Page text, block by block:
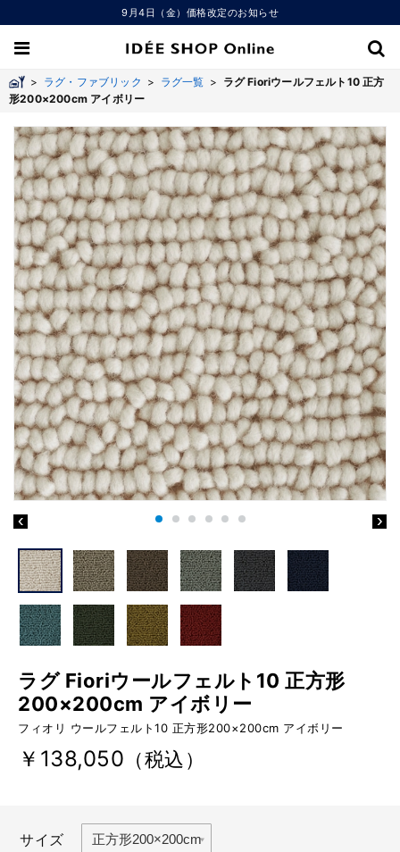
9月4日（金）価格改定のお知らせ
> ラグ・ファブリック > ラグ一覧 > ラグ Fioriウールフェルト10 正方
形200×200cm アイボリー
ラグ Fioriウールフェルト10 正方形
200×200cm アイボリー
フィオリ ウールフェルト10 正方形200×200cm アイボリー
￥138,050 （税込）
サイズ